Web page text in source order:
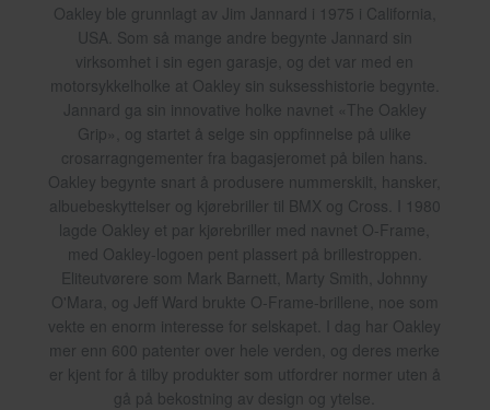
Oakley ble grunnlagt av Jim Jannard i 1975 i California,
USA. Som så mange andre begynte Jannard sin
virksomhet i sin egen garasje, og det var med en
motorsykkelholke at Oakley sin suksesshistorie begynte.
Jannard ga sin innovative holke navnet «The Oakley
Grip», og startet å selge sin oppfinnelse på ulike
crosarragngementer fra bagasjeromet på bilen hans.
Oakley begynte snart å produsere nummerskilt, hansker,
albuebeskyttelser og kjørebriller til BMX og Cross. I 1980
lagde Oakley et par kjørebriller med navnet O-Frame,
med Oakley-logoen pent plassert på brillestroppen.
Eliteutvørere som Mark Barnett, Marty Smith, Johnny
O'Mara, og Jeff Ward brukte O-Frame-brillene, noe som
vekte en enorm interesse for selskapet. I dag har Oakley
mer enn 600 patenter over hele verden, og deres merke
er kjent for å tilby produkter som utfordrer normer uten å
gå på bekostning av design og ytelse.